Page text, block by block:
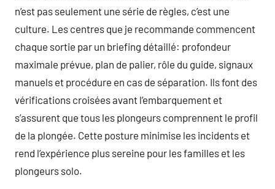
n’est pas seulement une série de règles, c’est une
culture. Les centres que je recommande commencent
chaque sortie par un briefing détaillé: profondeur
maximale prévue, plan de palier, rôle du guide, signaux
manuels et procédure en cas de séparation. Ils font des
vérifications croisées avant l’embarquement et
s’assurent que tous les plongeurs comprennent le profil
de la plongée. Cette posture minimise les incidents et
rend l’expérience plus sereine pour les familles et les
plongeurs solo.